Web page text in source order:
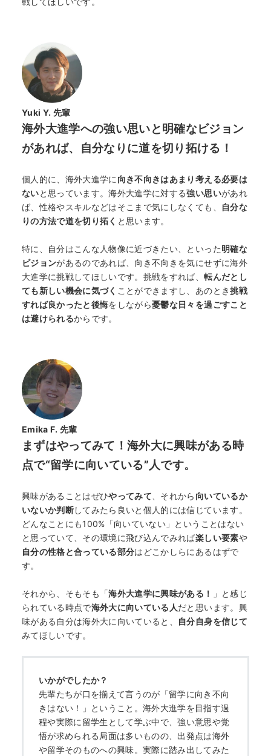
Yuki Y. 先輩
海外大進学への強い思いと明確なビジョン
があれば、自分なりに道を切り拓ける！
個人的に、海外大進学に 向き不向きはあまり考える必要は
ないと思っています。海外大進学に対する強い思いがあれ
ば、性格やスキルなどはそこまで気にしなくても、
自分な
りの方法で道を切り拓く と思います。
特に、自分はこんな人物像に近づきたい、といった明確な
ビジョンがあるのであれば、向き不向きを気にせずに海外
大進学に挑戦してほしいです。挑戦をすれば、転んだとし
ても新しい機会に気づく ことができますし、あのとき挑戦
すれば良かったと後悔をしながら憂鬱な日々を過ごすこと
は避けられるからです。
Emika F. 先輩
まずはやってみて！海外大に興味がある時
点で“留学に向いている”人です。
興味があることはぜひやってみて 、それから 向いているか
いないか判断してみたら良いと個人的には信じています。
どんなことにも100%「向いていない」ということはない
と思っていて、その環境に飛び込んでみれば楽しい要素や
自分の性格と合っている部分はどこかしらにあるはずで
す。
それから、そもそも「海外大進学に興味がある！
」と感じ
られている時点で海外大に向いている人だと思います。興
味がある自分は海外大に向いていると、
自分自身を信じて
みてほしいです。
いかがでしたか？
先輩たちが口を揃えて言うのが「留学に向き不向
きはない！」ということ。海外大進学を目指す過
程や実際に留学生として学ぶ中で、強い意思や覚
悟が求められる局面は多いものの、出発点は海外
や留学そのものへの興味。実際に踏み出してみた